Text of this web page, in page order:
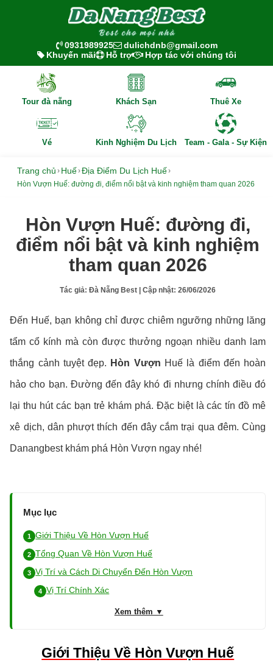
0931989925
dulichdnb@gmail.com
Khuyến mãi
Hỗ trợ Hợp tác với chúng tôi
Tour đà nẵng Khách Sạn Thuê Xe
Vé Kinh Nghiệm Du Lịch Team - Gala - Sự Kiện
Trang chủ › Huế›Địa Điểm Du Lịch Huế›
Hòn Vượn Huế: đường đi, điểm nổi bật và kinh nghiệm tham quan 2026
Hòn Vượn Huế: đường đi,
điểm nổi bật và kinh nghiệm
tham quan 2026
Tác giả:Đà Nẵng Best | Cập nhật:26/06/2026
Đến Huế, bạn không chỉ được chiêm ngưỡng những lăng
tẩm cổ kính mà còn được thưởng ngoạn nhiều danh lam
thắng cảnh tuyệt đẹp. Hòn Vượn Huế là điểm đến hoàn
hảo cho bạn. Đường đến đây khó đi nhưng chính điều đó
lại thu hút các bạn trẻ khám phá. Đặc biệt là các tín đồ mê
xê dịch, dân phượt thích đến đây cắm trại qua đêm. Cùng
Danangbest khám phá Hòn Vượn ngay nhé!
Mục lục
Giới Thiệu Về Hòn Vượn Huế
Tổng Quan Về Hòn Vượn Huế
Vị Trí và Cách Di Chuyển Đến Hòn Vượn
Vị Trí Chính Xác
Xem thêm ▼
Giới Thiệu Về Hòn Vượn Huế